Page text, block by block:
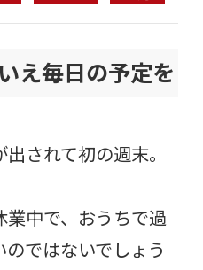
え毎日の予定を
されて初の週末。
業中で、おうちで過
ではないでしょう